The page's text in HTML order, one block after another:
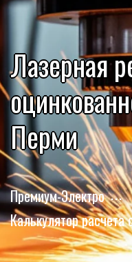
Лазерная
Перми
Премиум-Электро
Калькулятор расчета